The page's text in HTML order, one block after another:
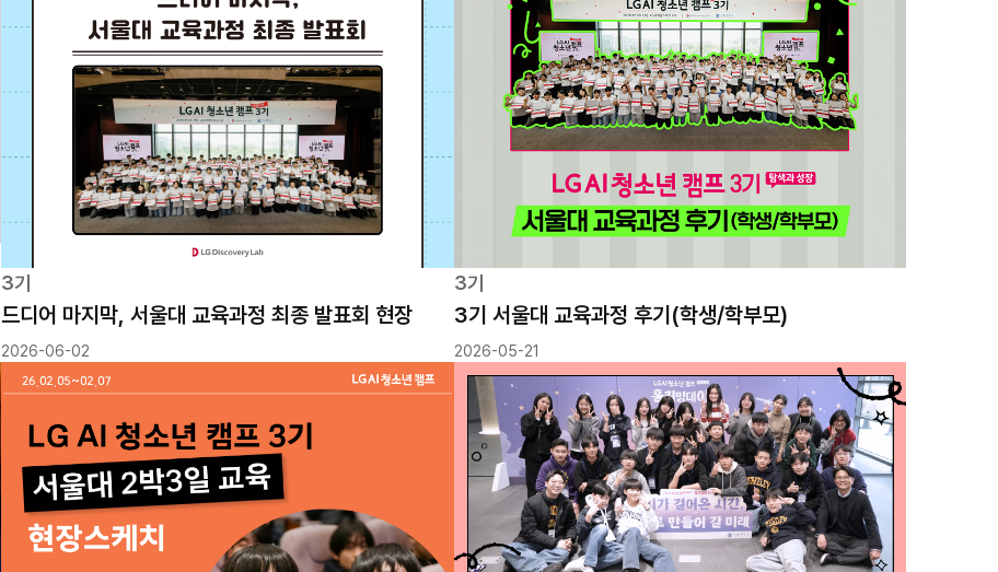
3기
드디어 마지막, 서울대 교육과정 최종 발표회 현장
2026-06-02
3기
3기 서울대 교육과정 후기(학생/학부모)
2026-05-21